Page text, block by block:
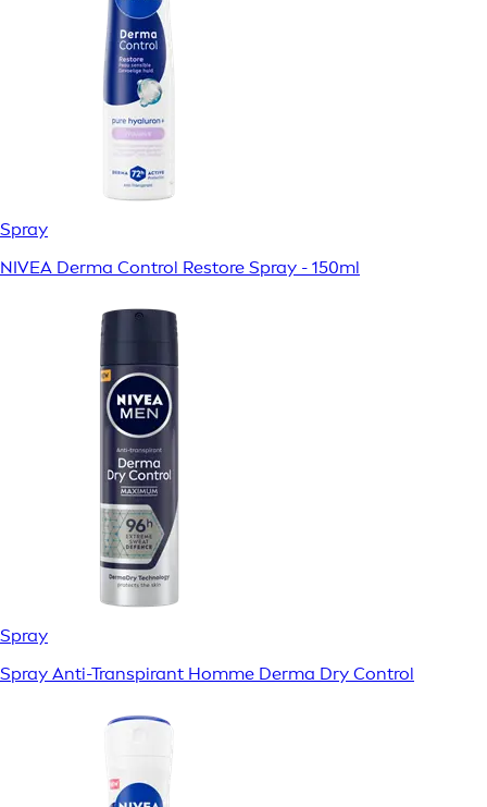
Spray
NIVEA Derma Control Restore Spray - 150ml
Spray
Spray Anti-Transpirant Homme Derma Dry Control